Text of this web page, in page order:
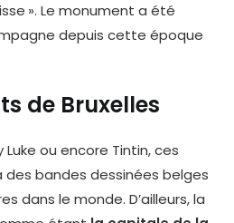
». Le monument a été
depuis cette époque
de Bruxelles
Luke ou encore Tintin, ces
bandes dessinées belges
dans le monde. D’ailleurs, la